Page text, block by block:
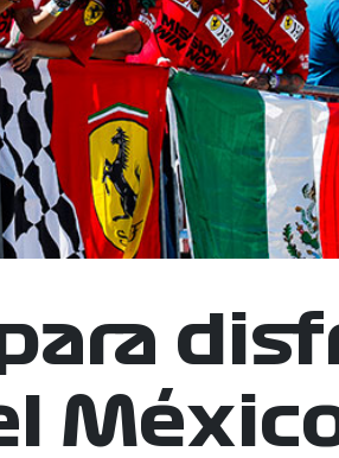
PATROCINADORES
LEGALES TICKETMASTER